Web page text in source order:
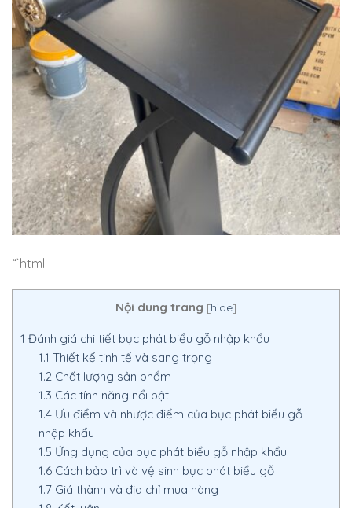
“`html
Nội dung trang [hide]
1 Đánh giá chi tiết bục phát biểu gỗ nhập khẩu
1.1 Thiết kế tinh tế và sang trọng
1.2 Chất lượng sản phẩm
1.3 Các tính năng nổi bật
1.4Ưu điểm và nhược điểm của bục phát biểu gỗ
nhập khẩu
1.5 Ứng dụng của bục phát biểu gỗ nhập khẩu
1.6Cách bảo trì và vệ sinh bục phát biểu gỗ
1.7Giá thành và địa chỉ mua hàng